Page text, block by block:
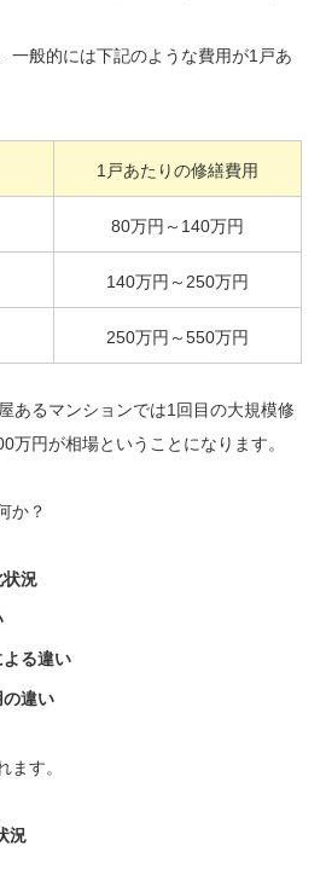
一般的には下記のような費用が1戸あ
1戸あたりの修繕費用
80万円～140万円
140万円～250万円
250万円～550万円
あるマンションでは1回目の大規模修
万円が相場ということになります。
か？
状況
る違い
違い
ます。
況